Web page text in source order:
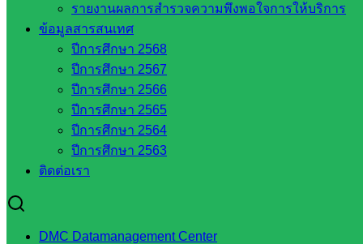
รายงานผลการสำรวจความพึงพอใจการให้บริการ
ข้อมูลสารสนเทศ
ปีการศึกษา 2568
ปีการศึกษา 2567
ปีการศึกษา 2566
ปีการศึกษา 2565
ปีการศึกษา 2564
ปีการศึกษา 2563
ติดต่อเรา
DMC Datamanagement Center
Post Views: 300
หน่วยงาน